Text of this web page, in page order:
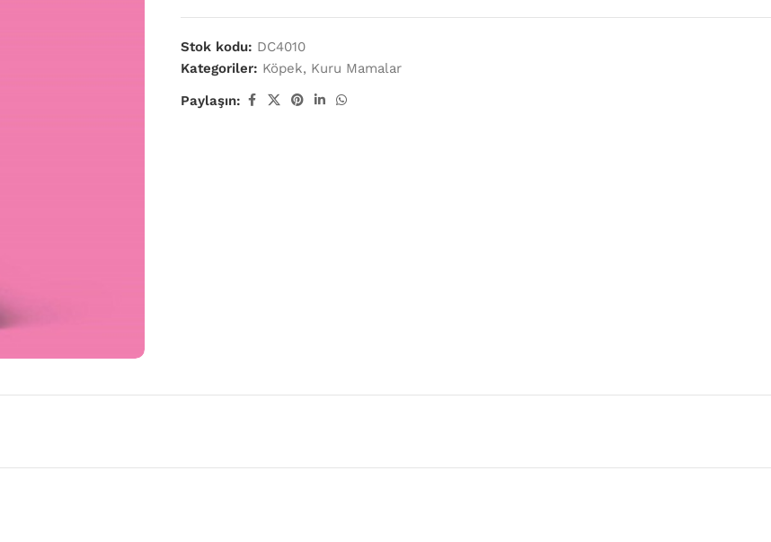
Stok kodu: DC4010
Kategoriler: Köpek, Kuru Mamalar
Paylaşın: